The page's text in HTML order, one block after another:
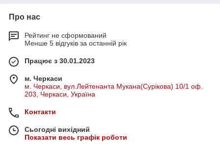
Про нас
Рейтинг не сформований
Менше 5 відгуків за останній рік
Працює з 30.01.2023
м. Черкаси
м. Черкаси, вул.Лейтенанта Мукана(Сурікова) 10/1 оф.
203, Черкаси, Україна
Контакти
Сьогодні вихідний
Показати весь графік роботи